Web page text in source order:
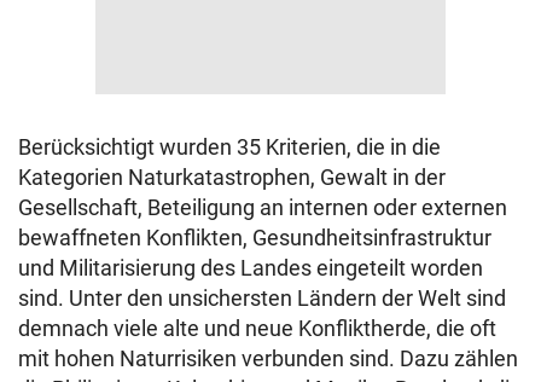
Berücksichtigt wurden 35 Kriterien, die in die
Kategorien Naturkatastrophen, Gewalt in der
Gesellschaft, Beteiligung an internen oder externen
bewaffneten Konflikten, Gesundheitsinfrastruktur
und Militarisierung des Landes eingeteilt worden
sind. Unter den unsichersten Ländern der Welt sind
demnach viele alte und neue Konfliktherde, die oft
mit hohen Naturrisiken verbunden sind. Dazu zählen